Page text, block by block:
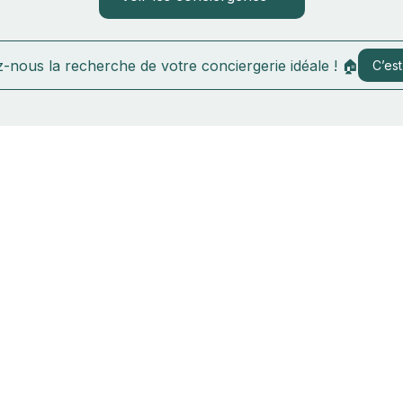
nous la recherche de votre conciergerie idéale ! 🏠